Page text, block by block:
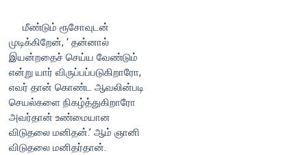
மீண்டும் ரூசோவுடன்
முடிக்கிறேன், ‘ தன்னால்
இயன்றதைச் செய்ய வேண்டும்
என்று யார் விருப்பப்படுகிறாரோ,
எவர் தான் கொண்ட ஆவலின்படி
செயல்களை நிகழ்த்துகிறாரோ
அவர்தான் உண்மையான
விடுதலை மனிதன்.’ ஆம் ஞானி
விடுதலை மனிதர்தான்.